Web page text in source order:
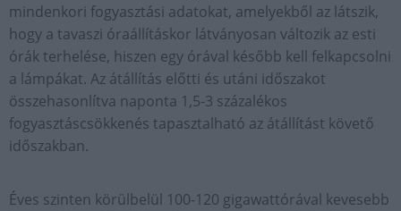
mindenkori fogyasztási adatokat, amelyekből az látszik,
hogy a tavaszi óraállításkor látványosan változik az esti
órák terhelése, hiszen egy órával később kell felkapcsolni
a lámpákat. Az átállítás előtti és utáni időszakot
összehasonlítva naponta 1,5-3 százalékos
fogyasztáscsökkenés tapasztalható az átállítást követő
időszakban.
Éves szinten körülbelül 100-120 gigawattórával kevesebb